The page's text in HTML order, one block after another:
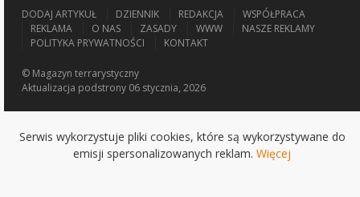
DODAJ ARTYKUŁ DZIENNIK REDAKCJA
WSPÓŁPRACA
REKLAMA
O NAS ZASADY WWW
NASZE REKLAMY
POLITYKA PRYWATNOŚCI
KONTAKT
© Magazyn terrarystyczny
Aktualizacja podstrony 06 stycznia, 2026
Serwis wykorzystuje pliki cookies, które są wykorzystywane do
emisji spersonalizowanych reklam. Więcej